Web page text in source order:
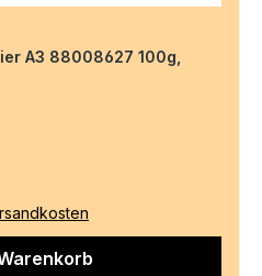
A3 88008627 100g,